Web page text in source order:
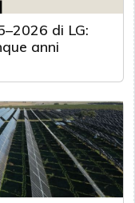
di LG:
anni